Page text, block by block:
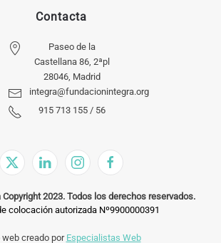
Contacta
Paseo de la
Castellana 86, 2ªpl
28046, Madrid
integra@fundacionintegra.org
915 713 155 / 56
2023. Todos los derechos reservados.
colocación autorizada Nº9900000391
web creado por Especialistas Web